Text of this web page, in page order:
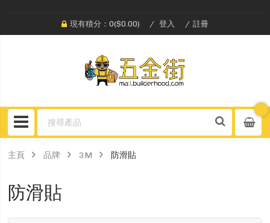
現有積分：0($0.00) 登入 註冊
主頁 品牌 3M 防滑貼
防滑貼